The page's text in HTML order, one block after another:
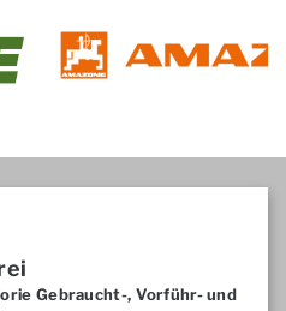
Gebraucht-, Vorführ- und